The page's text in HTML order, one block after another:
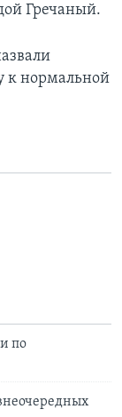
Гречаный.
к нормальной
по